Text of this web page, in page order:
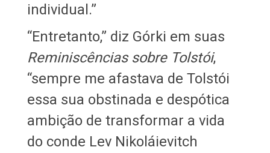
individual.”
“Entretanto,” diz Górki em suas
Reminiscências sobre Tolstói,
“sempre me afastava de Tolstói
essa sua obstinada e despótica
ambição de transformar a vida
do conde Lev Nikoláievitch